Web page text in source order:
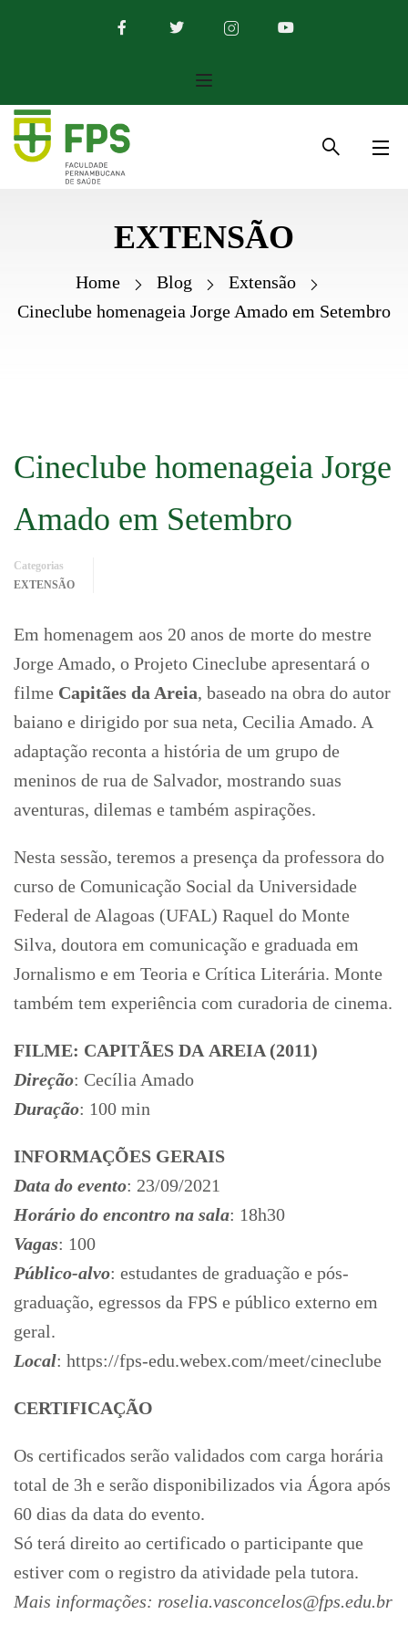
EXTENSÃO
Home Blog
Extensão
Cineclube homenageia Jorge Amado em Setembro
Cineclube homenageia Jorge
Amado em Setembro
Categorias
EXTENSÃO
Em homenagem aos 20 anos de morte do mestre
Jorge Amado, o Projeto Cineclube apresentará o
filme Capitães da Areia, baseado na obra do autor
baiano e dirigido por sua neta, Cecilia Amado. A
adaptação reconta a história de um grupo de
meninos de rua de Salvador, mostrando suas
aventuras, dilemas e também aspirações.
Nesta sessão, teremos a presença da professora do
curso de Comunicação Social da Universidade
Federal de Alagoas (UFAL) Raquel do Monte
Silva, doutora em comunicação e graduada em
Jornalismo e em Teoria e Crítica Literária. Monte
também tem experiência com curadoria de cinema.
FILME: CAPITÃES DA AREIA (2011)
Direção: Cecília Amado
Duração: 100 min
INFORMAÇÕES GERAIS
Data do evento: 23/09/2021
Horário do encontro na sala: 18h30
Vagas: 100
Público-alvo: estudantes de graduação e pós-
graduação, egressos da FPS e público externo em
geral.
Local: https://fps-edu.webex.com/meet/cineclube
CERTIFICAÇÃO
Os certificados serão validados com carga horária
total de 3h e serão disponibilizados via Ágora após
60 dias da data do evento.
Só terá direito ao certificado o participante que
estiver com o registro da atividade pela tutora.
Mais informações: roselia.vasconcelos@fps.edu.br